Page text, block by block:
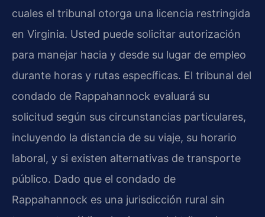
cuales el tribunal otorga una licencia restringida
en Virginia. Usted puede solicitar autorización
para manejar hacia y desde su lugar de empleo
durante horas y rutas específicas. El tribunal del
condado de Rappahannock evaluará su
solicitud según sus circunstancias particulares,
incluyendo la distancia de su viaje, su horario
laboral, y si existen alternativas de transporte
público. Dado que el condado de
Rappahannock es una jurisdicción rural sin